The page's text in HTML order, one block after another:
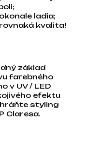
ladia;
kvalita!
základ
farebného
v UV / LED
efektu
styling
Claresa.